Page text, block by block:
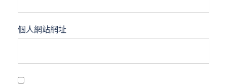
個人網站網址